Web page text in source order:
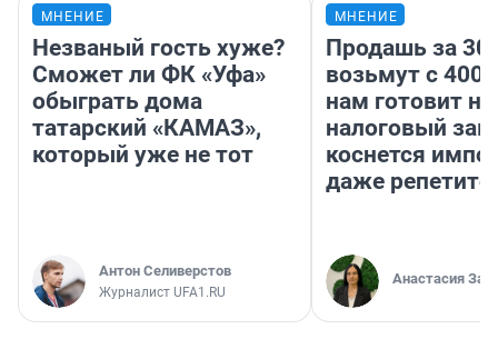
МНЕНИЕ
Незваный гость хуже?
Сможет ли ФК «Уфа»
обыграть дома
татарский «КАМАЗ»,
который уже не тот
Антон Селиверстов
Журналист UFA1.RU
МНЕНИЕ
Продашь за
возьмут с
нам готовит
налоговый
коснется
даже
Анастасия